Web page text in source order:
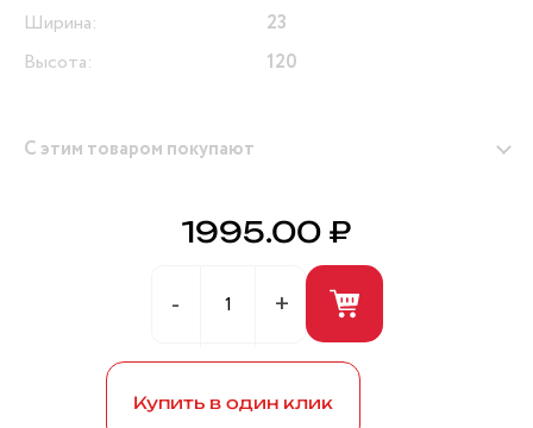
Ширина:
23
Высота:
120
С этим товаром покупают
Герметик универсальный (белый) 280мл ANDRE
BROS
1995.00 ₽
Купить в один клик